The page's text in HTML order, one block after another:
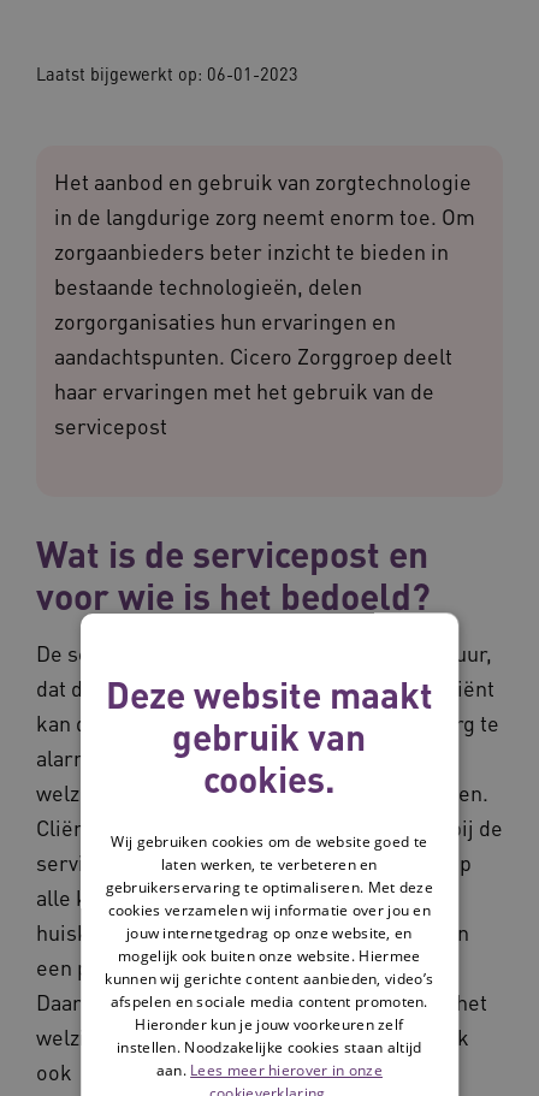
Laatst bijgewerkt op: 06-01-2023
Het aanbod en gebruik van zorgtechnologie
in de langdurige zorg neemt enorm toe. Om
zorgaanbieders beter inzicht te bieden in
bestaande technologieën, delen
zorgorganisaties hun ervaringen en
aandachtspunten. Cicero Zorggroep deelt
haar ervaringen met het gebruik van de
servicepost
Wat is de servicepost en
voor wie is het bedoeld?
De servicepost is een soort kastje aan de muur,
dat de domotica in de kamer bestuurt. De cliënt
kan de servicepost ook gebruiken om de zorg te
alarmeren, contact te leggen met de
welzijnsmedewerkers en de zorg op te roepen.
Cliënten kunnen met al hun vragen terecht bij de
servicepost. De kastjes hangen niet alleen op
alle kamers van de cliënten, maar ook in de
huiskamers. De servicepost is onderdeel van
een pakket geavanceerde zorgtechnologie.
Daarmee optimaliseren we nu op 5 locaties het
welzijn en de eigen regie van cliënten. Bekijk
ook
Deze website maakt
gebruik van
cookies.
Wij gebruiken cookies om de website goed te
laten werken, te verbeteren en
gebruikerservaring te optimaliseren. Met deze
cookies verzamelen wij informatie over jou en
jouw internetgedrag op onze website, en
mogelijk ook buiten onze website. Hiermee
kunnen wij gerichte content aanbieden, video’s
afspelen en sociale media content promoten.
Hieronder kun je jouw voorkeuren zelf
instellen. Noodzakelijke cookies staan altijd
aan. Lees meer hierover in onze